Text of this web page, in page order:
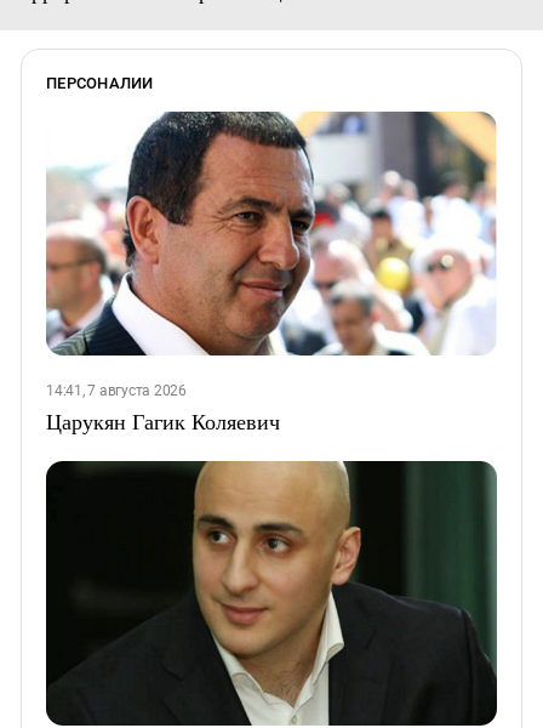
ПЕРСОНАЛИИ
14:41, 7 августа 2026
Царукян Гагик Коляевич